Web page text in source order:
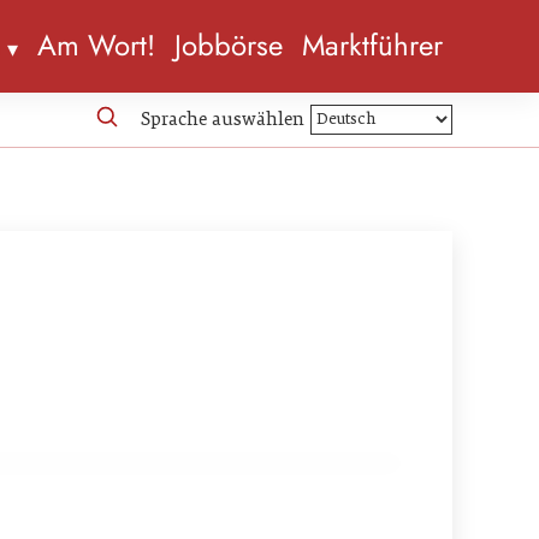
Am Wort! Jobbörse Marktführer
Sprache auswählen